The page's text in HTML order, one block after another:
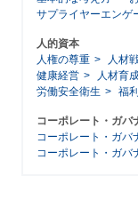
サプライヤーエンゲ
人的資本
人権の尊重
人材
健康経営
人材育
労働安全衛生
福
コーポレート・ガバ
コーポレート・ガバ
コーポレート・ガバ